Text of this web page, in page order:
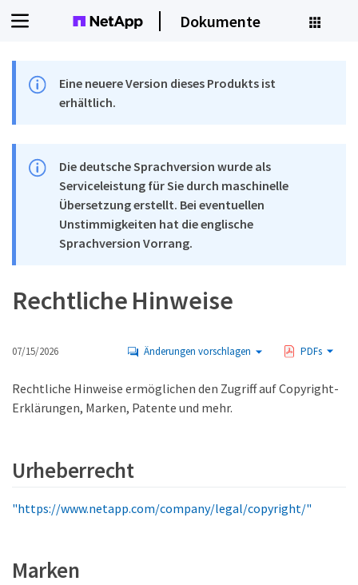
Dokumente
Eine neuere Version dieses Produkts ist
erhältlich.
Die deutsche Sprachversion wurde als
Serviceleistung für Sie durch maschinelle
Übersetzung erstellt. Bei eventuellen
Unstimmigkeiten hat die englische
Sprachversion Vorrang.
Rechtliche Hinweise
07/15/2026 Änderungen vorschlagen PDFs
Rechtliche Hinweise ermöglichen den Zugriff auf Copyright-
Erklärungen, Marken, Patente und mehr.
Urheberrecht
"https://www.netapp.com/company/legal/copyright/"
Marken